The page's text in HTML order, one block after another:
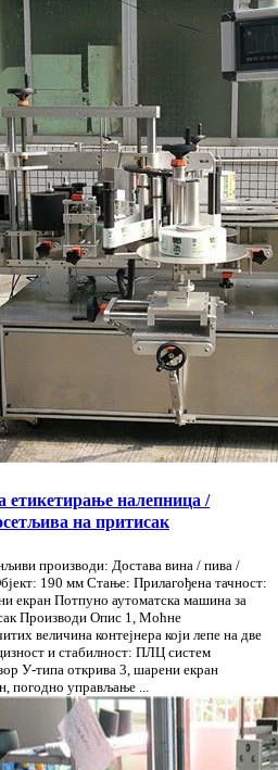
налепница /
на притисак
производи: Достава вина / пива /
190 мм Стање: Прилагођена тачност:
екран Потпуно аутоматска машина за
Производи Опис 1, Моћне
величина контејнера који лепе на две
и стабилност: ПЛЦ систем
У-типа открива 3, шарени екран
погодно управљање ...